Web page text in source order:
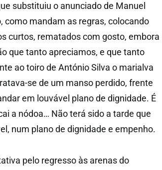
substituiu o anunciado de Manuel
como mandam as regras, colocando
curtos, rematados com gosto, embora
que tanto apreciamos, e que tanto
ao toiro de António Silva o marialva
se de um manso perdido, frente
em louvável plano de dignidade. É
a nódoa… Não terá sido a tarde que
num plano de dignidade e empenho.
pelo regresso às arenas do